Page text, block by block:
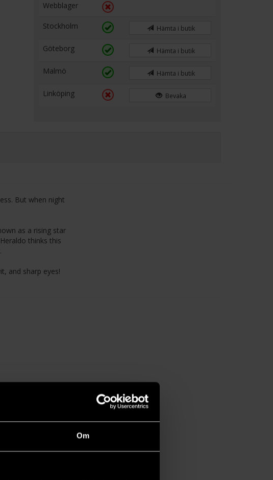
Om
Webblager
Stockholm Hämta i butik
Göteborg Hämta i butik
Malmö Hämta i butik
Linköping Bevaka
But when night
as a rising star
thinks this
and sharp eyes!